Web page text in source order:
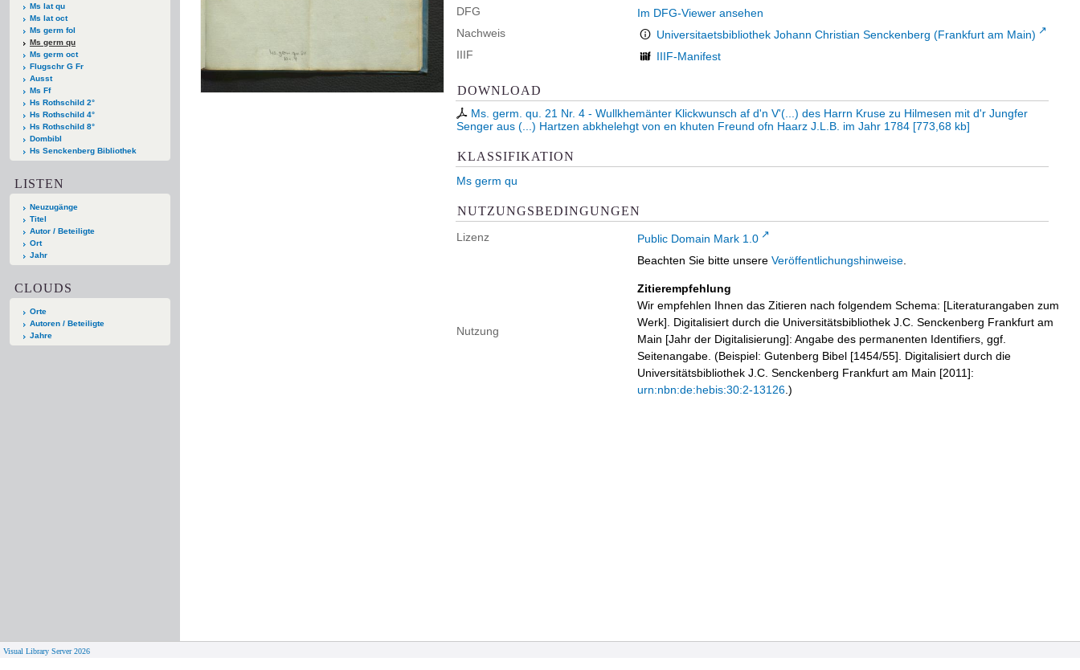
Ms lat qu
Ms lat oct
Ms germ fol
Ms germ qu
Ms germ oct
Flugschr G Fr
Ausst
Ms Ff
Hs Rothschild 2°
Hs Rothschild 4°
Hs Rothschild 8°
Dombibl
Hs Senckenberg Bibliothek
LISTEN
Neuzugänge
Titel
Autor / Beteiligte
Ort
Jahr
CLOUDS
Orte
Autoren / Beteiligte
Jahre
DFG
Im DFG-Viewer ansehen
Nachweis
Universitaetsbibliothek Johann Christian Senckenberg (Frankfurt am Main)
IIIF
IIIF-Manifest
DOWNLOAD
Ms. germ. qu. 21 Nr. 4 - Wullkhemänter Klickwunsch af d'n V'(...) des Harrn Kruse zu Hilmesen mit d'r Jungfer
Senger aus (...) Hartzen abkhelehgt von en khuten Freund ofn Haarz J.L.B. im Jahr 1784 [773,68 kb]
KLASSIFIKATION
Ms germ qu
NUTZUNGSBEDINGUNGEN
Lizenz Public Domain Mark 1.0
Nutzung
Beachten Sie bitte unsere Veröffentlichungshinweise
Zitierempfehlung
Wir empfehlen Ihnen das Zitieren nach folgendem Schema: [Literaturangaben zum
Werk]. Digitalisiert durch die Universitätsbibliothek J.C. Senckenberg Frankfurt am
Main [Jahr der Digitalisierung]: Angabe des permanenten Identifiers, ggf.
Seitenangabe. (Beispiel: Gutenberg Bibel [1454/55]. Digitalisiert durch die
Universitätsbibliothek J.C. Senckenberg Frankfurt am Main [2011]:
urn:nbn:de:hebis:30:2-13126 .)
Visual Library Server 2026